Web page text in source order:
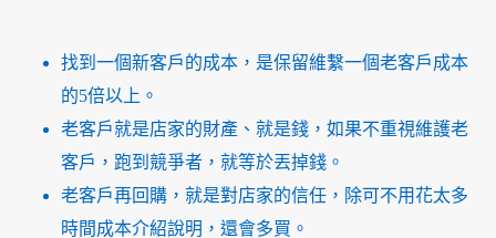
找到一個新客戶的成本，是保留維繫一個老客戶成本
的5倍以上。
老客戶就是店家的財產、就是錢，如果不重視維護老
客戶，跑到競爭者，就等於丟掉錢。
老客戶再回購，就是對店家的信任，除可不用花太多
時間成本介紹說明，還會多買。